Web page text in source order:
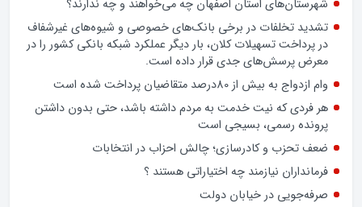
اخبار شهرستان
شهرستان‌های استان اصفهان چه می‌خواهند و چه ندارند؟
تشدید تخلفات در برخی بانک‌های خصوصی و شیوه‌های غیرشفاف
در پرداخت تسهیلات کلان، بار دیگر عملکرد شبکه بانکی کشور را در
معرض پرسش‌های جدی قرار داده است.
وام ازدواج به بیش از 80درصد متقاضیان پرداخت شده است
هر فردی که نیت خدمت به مردم داشته باشد، حتی بدون داشتن
پرونده رسمی، بسیجی است